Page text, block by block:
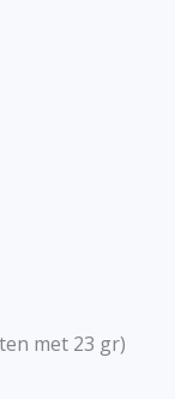
met 23 gr)